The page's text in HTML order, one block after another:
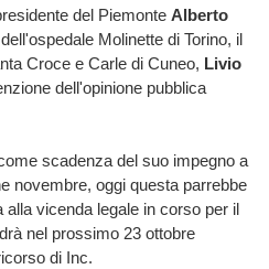
del Piemonte Alberto
Molinette di Torino, il
Croce e Carle di Cuneo, Livio
dell'opinione pubblica
scadenza del suo impegno a
novembre, oggi questa parrebbe
vicenda legale in corso per il
nel prossimo 23 ottobre
di Inc.